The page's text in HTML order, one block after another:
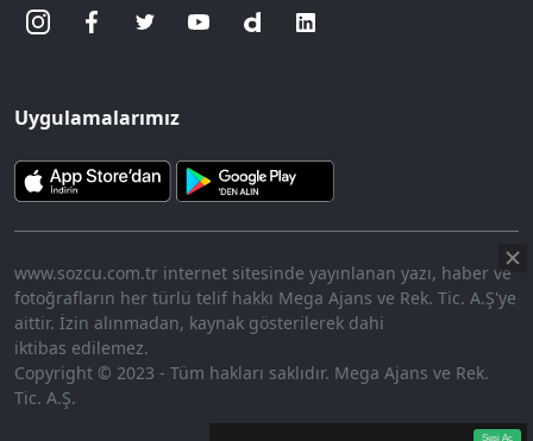
Aç
9.82%
Sesi Aç
Uygulamalarımız
www.sozcu.com.tr internet sitesinde yayınlanan yazı, haber ve
fotoğrafların her türlü telif hakkı Mega Ajans ve Rek. Tic. A.Ş'ye
aittir. İzin alınmadan, kaynak gösterilerek dahi
iktibas edilemez.
Copyright © 2023 - Tüm hakları saklıdır. Mega Ajans ve Rek.
Tic. A.Ş.